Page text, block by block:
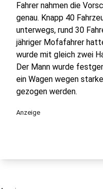
Fahrer nahmen die
genau. Knapp 40
unterwegs, rund 30
jähriger Mofafahrer
wurde mit gleich zwei
Der Mann wurde
ein Wagen wegen
gezogen werden.
Anzeige